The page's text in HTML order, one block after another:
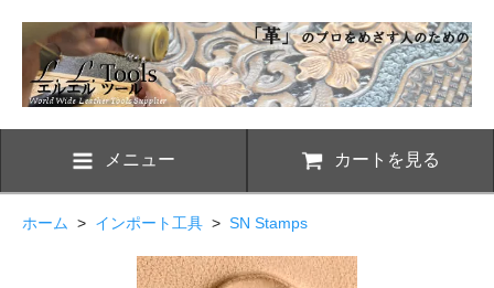
メニュー カートを見る
ホーム > インポート工具 > SN Stamps